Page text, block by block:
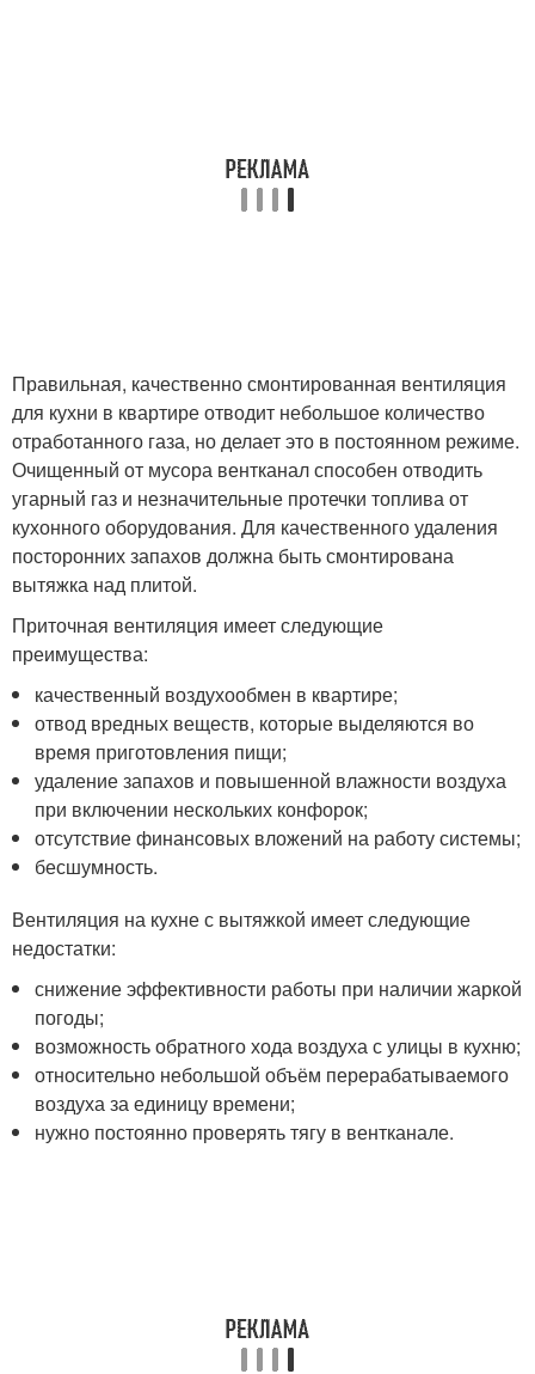
Правильная, качественно смонтированная вентиляция
для кухни в квартире отводит небольшое количество
отработанного газа, но делает это в постоянном режиме.
Очищенный от мусора вентканал способен отводить
угарный газ и незначительные протечки топлива от
кухонного оборудования. Для качественного удаления
посторонних запахов должна быть смонтирована
вытяжка над плитой.
Приточная вентиляция имеет следующие
преимущества:
качественный воздухообмен в квартире;
отвод вредных веществ, которые выделяются во
время приготовления пищи;
удаление запахов и повышенной влажности воздуха
при включении нескольких конфорок;
отсутствие финансовых вложений на работу системы;
бесшумность.
Вентиляция на кухне с вытяжкой имеет следующие
недостатки:
снижение эффективности работы при наличии жаркой
погоды;
возможность обратного хода воздуха с улицы в кухню;
относительно небольшой объём перерабатываемого
воздуха за единицу времени;
нужно постоянно проверять тягу в вентканале.